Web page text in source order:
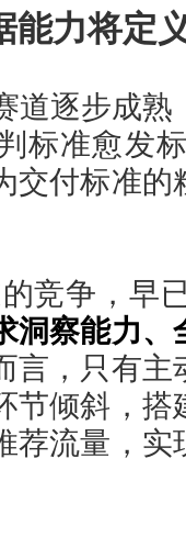
能力将定
道逐步成
标准愈发
交付标准
竞争，早
洞察能力
言，只有
节倾斜，
荐流量，